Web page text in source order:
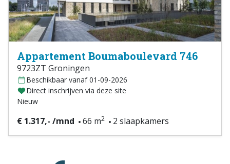
Appartement Boumaboulevard 746
9723ZT Groningen
Beschikbaar vanaf 01-09-2026
Direct inschrijven via deze site
Nieuw
€ 1.317,- /mnd 66 m2 2 slaapkamers